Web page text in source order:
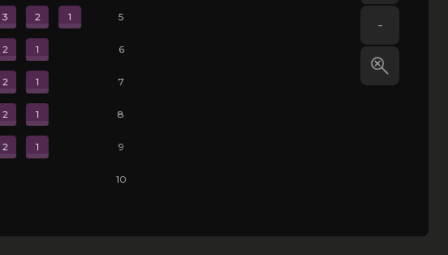
-
1
2
3
1
2
1
2
1
2
1
2
5
6
7
8
9
10